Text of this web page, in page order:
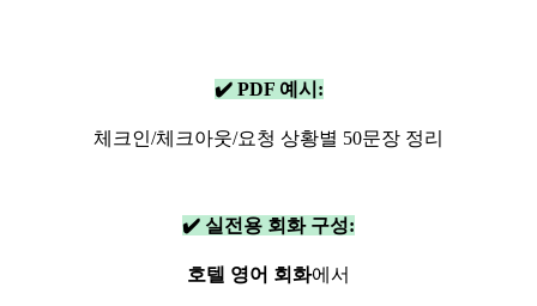
✔️ PDF 예시:
체크인/체크아웃/요청 상황별 50문장 정리
✔️ 실전용 회화 구성:
호텔 영어 회화에서